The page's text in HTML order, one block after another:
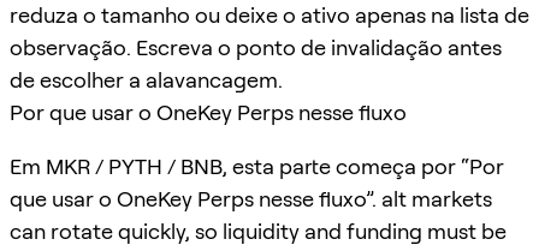
reduza o tamanho ou deixe o ativo apenas na lista de
observação. Escreva o ponto de invalidação antes
de escolher a alavancagem.
Por que usar o OneKey Perps nesse fluxo
Em MKR / PYTH / BNB, esta parte começa por “Por
que usar o OneKey Perps nesse fluxo”. alt markets
can rotate quickly, so liquidity and funding must be